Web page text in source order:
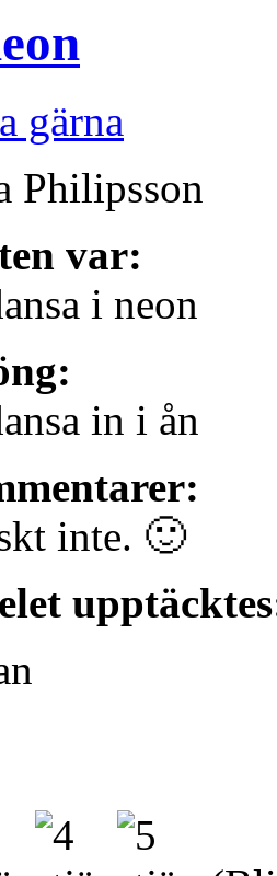
gärna
Philipsson
var:
i neon
in i ån
inte. 🙂